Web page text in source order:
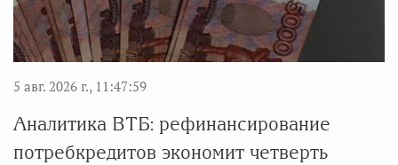
5 авг. 2026 г., 11:47:59
Аналитика ВТБ: рефинансирование
потребкредитов экономит четверть